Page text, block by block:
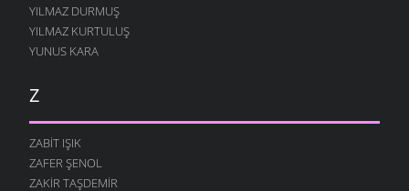
YILMAZ DURMUŞ
YILMAZ KURTULUŞ
YUNUS KARA
Z
ZABIT IŞIK
ZAFER ŞENOL
ZAKIR TAŞDEMIR